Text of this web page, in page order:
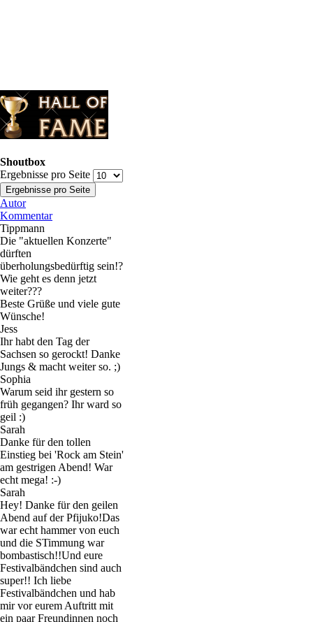
Shoutbox
Ergebnisse pro Seite
Autor
Kommentar
Tippmann
Die "aktuellen Konzerte"
dürften
überholungsbedürftig sein!?
Wie geht es denn jetzt
weiter???
Beste Grüße und viele gute
Wünsche!
Jess
Ihr habt den Tag der
Sachsen so gerockt! Danke
Jungs & macht weiter so. ;)
Sophia
Warum seid ihr gestern so
früh gegangen? Ihr ward so
geil :)
Sarah
Danke für den tollen
Einstieg bei 'Rock am Stein'
am gestrigen Abend! War
echt mega! :-)
Sarah
Hey! Danke für den geilen
Abend auf der Pfijuko!Das
war echt hammer von euch
und die STimmung war
bombastisch!!Und eure
Festivalbändchen sind auch
super!! Ich liebe
Festivalbändchen und hab
mir vor eurem Auftritt mit
ein paar Freundinnen noch